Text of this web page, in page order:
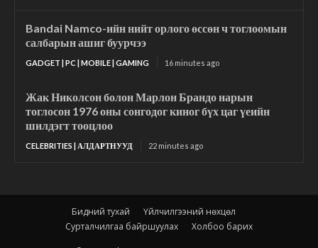
Bandai Namco-ийн нийт орлого өссөн ч тоглоомын
салбарын ашиг буурчээ
GADGET | PC | MOBILE | GAMING 16 minutes ago
Жак Николсон болон Марлон Брандо нарын
тоглосон 1976 оны сонгодог киног бүх цаг үеийн
шилдэгт тооцлоо
CELEBRITIES | АЛДАРТНУУД 22 minutes ago
Бидний тухай
Үйлчилгээний нөхцөл
Сурталчилгаа байршуулах
Холбоо барих